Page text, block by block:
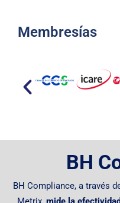
Membresías​
BH
BH Compliance, a través